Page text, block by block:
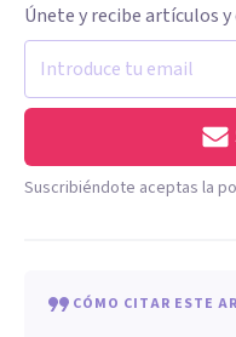
Únete y recibe artículos
Suscribiéndote aceptas la
CÓMO CITAR ESTE